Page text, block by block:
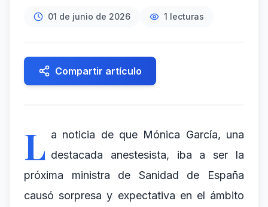
01 de junio de 2026 1 lecturas
Compartir artículo
L a noticia de que Mónica García, una
destacada anestesista, iba a ser la
próxima ministra de Sanidad de España
causó sorpresa y expectativa en el ámbito